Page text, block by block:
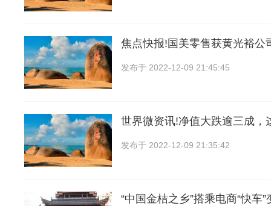
焦点快报!国美零售获黄光裕公
发布于 2022-12-09 21:45:45
世界微资讯!净值大跌逾三成，
发布于 2022-12-09 21:35:42
“中国金桔之乡”搭乘电商“快车”